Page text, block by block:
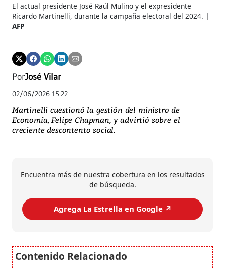
El actual presidente José Raúl Mulino y el expresidente
Ricardo Martinelli, durante la campaña electoral del 2024.
AFP
PorJosé Vilar
02/06/2026 15:22
Martinelli cuestionó la gestión del ministro de
Economía, Felipe Chapman, y advirtió sobre el
creciente descontento social.
Encuentra más de nuestra cobertura en los resultados
de búsqueda.
Agrega La Estrella en Google ↗️